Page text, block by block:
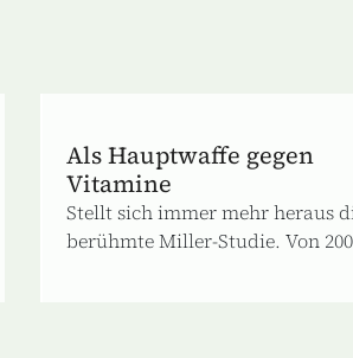
Als Hauptwaffe gegen
Vitamine
Stellt sich immer mehr heraus
berühmte Miller-Studie. Von